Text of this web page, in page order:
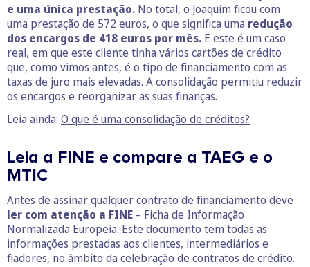
e uma única prestação. No total, o Joaquim ficou com
uma prestação de 572 euros, o que significa uma redução
dos encargos de 418 euros por mês. E este é um caso
real, em que este cliente tinha vários cartões de crédito
que, como vimos antes, é o tipo de financiamento com as
taxas de juro mais elevadas. A consolidação permitiu reduzir
os encargos e reorganizar as suas finanças.
Leia ainda: O que é uma consolidação de créditos?
Leia a FINE e compare a TAEG e o
MTIC
Antes de assinar qualquer contrato de financiamento deve
ler com atenção a FINE – Ficha de Informação
Normalizada Europeia. Este documento tem todas as
informações prestadas aos clientes, intermediários e
fiadores, no âmbito da celebração de contratos de crédito.